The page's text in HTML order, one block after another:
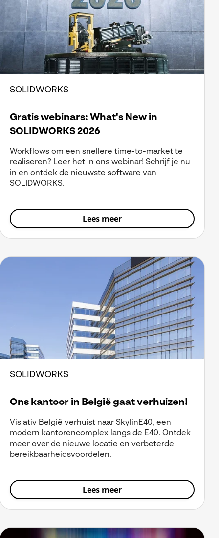
SOLIDWORKS
Gratis webinars: What's New in
SOLIDWORKS 2026
Workflows om een snellere time-to-market te
realiseren? Leer het in ons webinar! Schrijf je nu
in en ontdek de nieuwste software van
SOLIDWORKS.
Lees meer
SOLIDWORKS
Ons kantoor in België gaat verhuizen!
Visiativ België verhuist naar SkylinE40, een
modern kantorencomplex langs de E40. Ontdek
meer over de nieuwe locatie en verbeterde
bereikbaarheidsvoordelen.
Lees meer